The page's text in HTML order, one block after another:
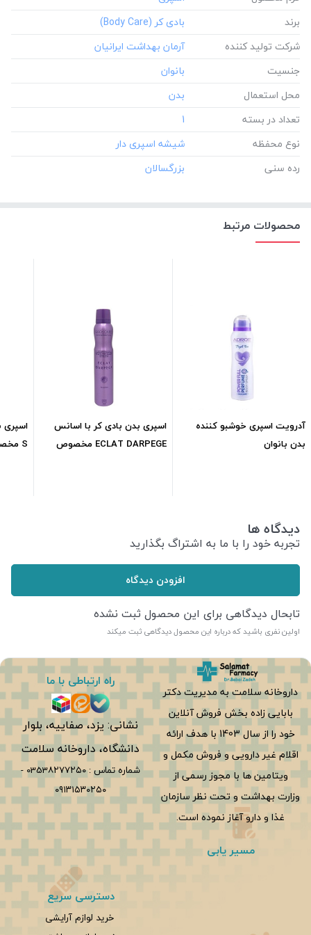
برند
شرکت تولید کننده
جنسیت
محل استعمال
تعداد در بسته
‎1
نوع محفظه
رده سنی
محصولات مرتبط
آدرویت اسپری خوشبو کننده
بدن بانوان
اسپری بدن بادی کر با اسانس
ECLAT DARPEGE مخصوص
S مخصوص بانوان 200 میل
دیدگاه ها
تجربه خود را با ما به اشتراگ بگذارید
افزودن دیدگاه
تابحال دیدگاهی برای این محصول ثبت نشده
اولین نفری باشید که درباره این محصول دیدگاهی ثبت میکند
داروخانه سلامت به مدیریت دکتر
بابایی زاده بخش فروش آنلاین
خود را از سال 1403 با هدف ارائه
اقلام غیر دارویی و فروش مکمل و
ویتامین ها با مجوز رسمی از
وزارت بهداشت و تحت نظر سازمان
غذا و دارو آغاز نموده است.
راه ارتباطی با ما
نشانی: یزد، صفاییه، بلوار
دانشگاه، داروخانه سلامت
شماره تماس :0353۸۲۷۷۲۵۰ -
۰۹۱۳۱۵۳۰۲۵۰
مسیر یابی
دسترسی سریع
خرید لوازم آرایشی